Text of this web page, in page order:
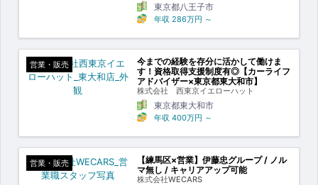
東京都八王子市
年収 286万円 ～
営業・販売
今までの経験を存分に活かして働けま
す！資格取得支援制度有◎【カーライフ
アドバイザー×東京都東大和市】
株式会社 西東京イエローハット
東京都東大和市
年収 400万円 ～
営業・販売
【練馬区×営業】伊藤忠グループ / ノル
マ無し / キャリアアップ可能
株式会社WECARS